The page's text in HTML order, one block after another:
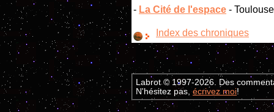
- La Cité de l'espace -
Index des chroniques
Labrot © 1997-2026. Des
N'hésitez pas,écrivez moi!